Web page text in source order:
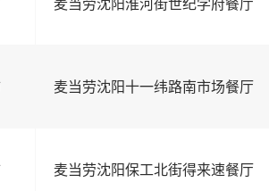
麦当劳沈阳淮河街世纪学府餐厅
麦当劳沈阳十一纬路南市场餐厅
麦当劳沈阳保工北街得来速餐厅